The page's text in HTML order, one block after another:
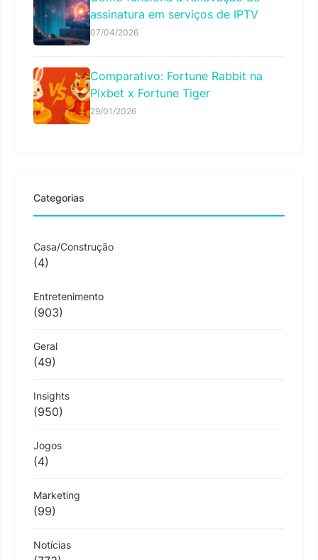
assinatura em serviços de IPTV
07/04/2026
Comparativo: Fortune Rabbit na
Pixbet x Fortune Tiger
29/01/2026
Categorias
Casa/Construção
(4)
Entretenimento
(903)
Geral
(49)
Insights
(950)
Jogos
(4)
Marketing
(99)
Notícias